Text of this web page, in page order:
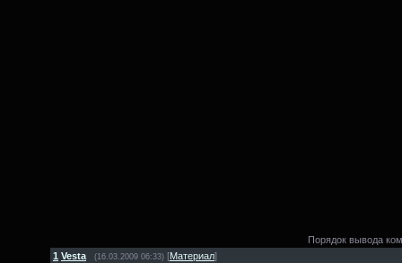
Порядок вывода
1 Vesta (16.03.2009 06:33) [Материал]